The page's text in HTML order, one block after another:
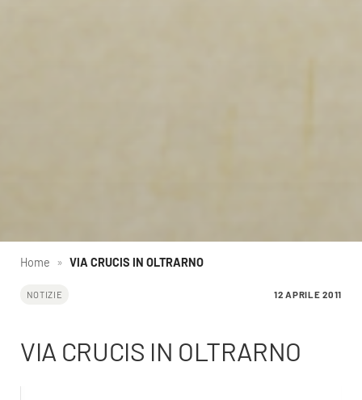
Home » VIA CRUCIS IN OLTRARNO
NOTIZIE 12 APRILE 2011
VIA CRUCIS IN OLTRARNO